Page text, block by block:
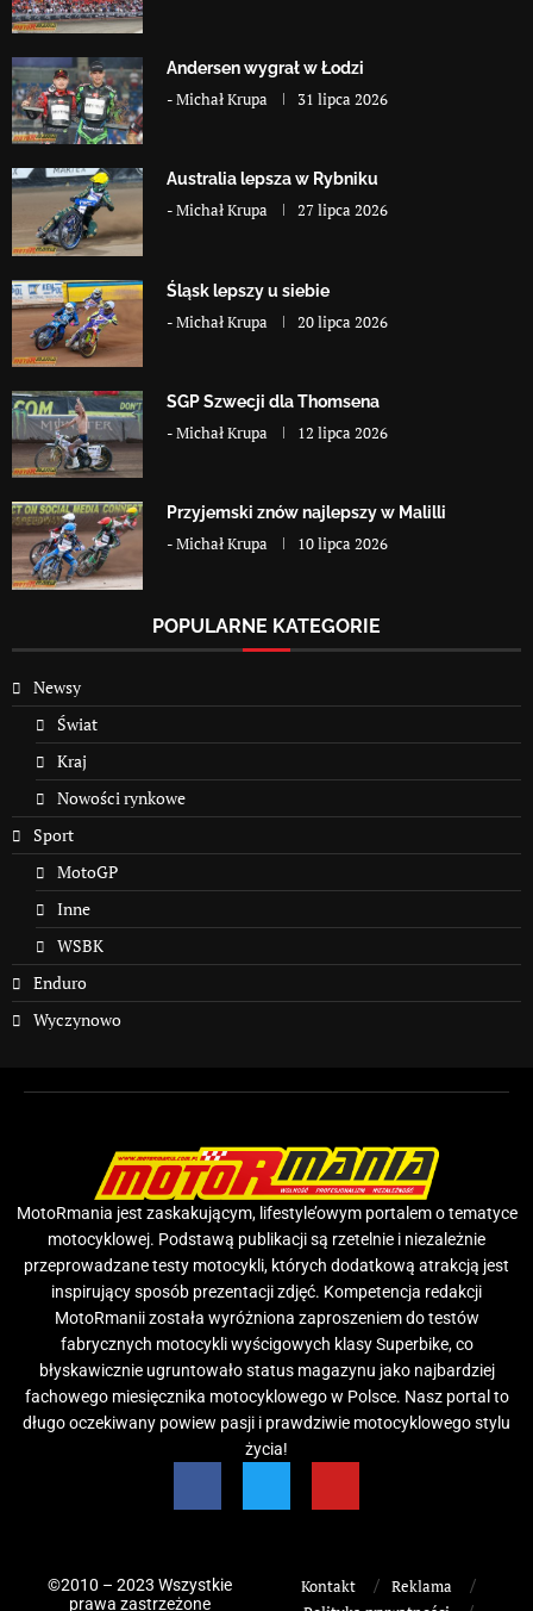
Andersen wygrał w Łodzi
-Michał Krupa 31 lipca 2026
Australia lepsza w Rybniku
-Michał Krupa 27 lipca 2026
Śląsk lepszy u siebie
-Michał Krupa 20 lipca 2026
SGP Szwecji dla Thomsena
-Michał Krupa 12 lipca 2026
Przyjemski znów najlepszy w Malilli
-Michał Krupa 10 lipca 2026
POPULARNE KATEGORIE
Newsy
Świat
Kraj
Nowości rynkowe
Sport
MotoGP
Inne
WSBK
Enduro
Wyczynowo
MotoRmania jest zaskakującym, lifestyle’owym portalem o tematyce
motocyklowej. Podstawą publikacji są rzetelnie i niezależnie
przeprowadzane testy motocykli, których dodatkową atrakcją jest
inspirujący sposób prezentacji zdjęć. Kompetencja redakcji
MotoRmanii została wyróżniona zaproszeniem do testów
fabrycznych motocykli wyścigowych klasy Superbike, co
błyskawicznie ugruntowało status magazynu jako najbardziej
fachowego miesięcznika motocyklowego w Polsce. Nasz portal to
długo oczekiwany powiew pasji i prawdziwie motocyklowego stylu
życia!
©2010 – 2023 Wszystkie
prawa zastrzeżone
Kontakt
Reklama